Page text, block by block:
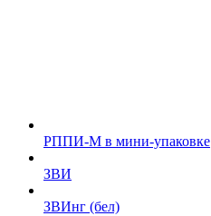
РППИ-М в мини-упаковке
ЗВИ
ЗВИнг (бел)